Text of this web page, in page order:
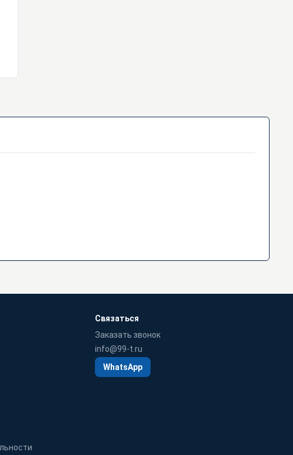
Связаться
Заказать звонок
info@99-t.ru
WhatsApp